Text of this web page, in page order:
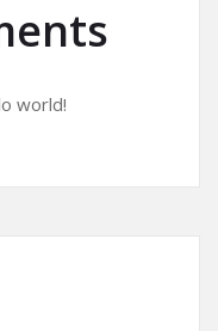
world!